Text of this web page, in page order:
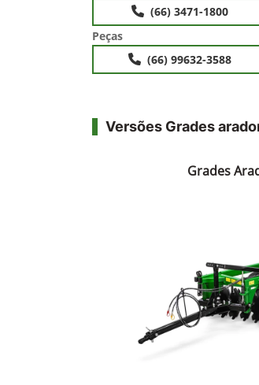
(66) 3471-1800
Peças
(66) 99632-3588
Versões Grades
Grades